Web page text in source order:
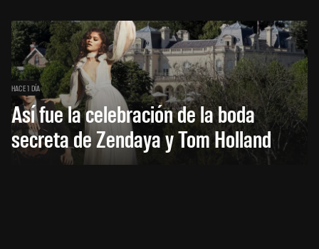
HACE 1 DÍA
Así fue la celebración de la boda
secreta de Zendaya y Tom Holland